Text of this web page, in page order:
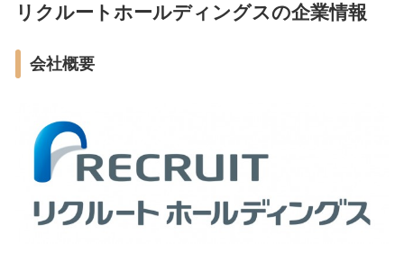
リクルートホールディングスの企業情報
会社概要